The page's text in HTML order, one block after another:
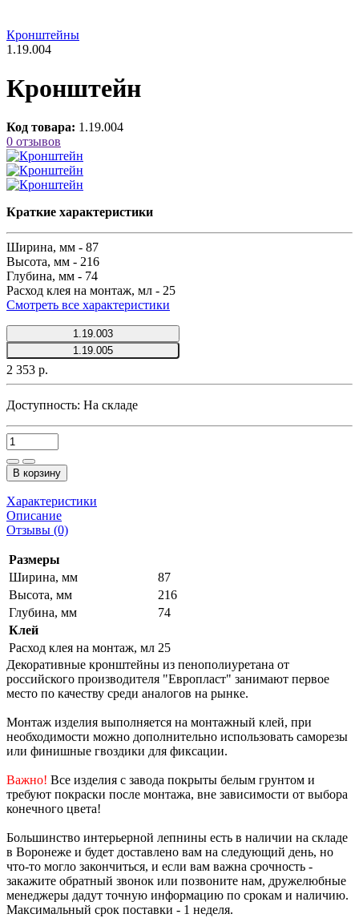
Кронштейны
1.19.004
Кронштейн
Код товара: 1.19.004
0 отзывов
Краткие характеристики
Ширина, мм - 87
Высота, мм - 216
Глубина, мм - 74
Расход клея на монтаж, мл - 25
Смотреть все характеристики
1.19.003
1.19.005
2 353 р.
Доступность: На складе
В корзину
Характеристики
Описание
Отзывы (0)
Размеры
Ширина, мм
87
Высота, мм
216
Глубина, мм
74
Клей
Расход клея на монтаж, мл 25
Декоративные кронштейны из пенополиуретана от
российского производителя "Европласт" занимают первое
место по качеству среди аналогов на рынке.
Монтаж изделия выполняется на монтажный клей, при
необходимости можно дополнительно использовать саморезы
или финишные гвоздики для фиксации.
Важно! Все изделия с завода покрыты белым грунтом и
требуют покраски после монтажа, вне зависимости от выбора
конечного цвета!
Большинство интерьерной лепнины есть в наличии на складе
в Воронеже и будет доставлено вам на следующий день, но
что-то могло закончиться, и если вам важна срочность -
закажите обратный звонок или позвоните нам, дружелюбные
менеджеры дадут точную информацию по срокам и наличию.
Максимальный срок поставки - 1 неделя.